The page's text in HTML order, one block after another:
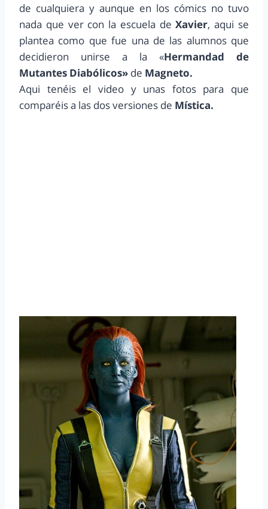
de cualquiera y aunque en los cómics no tuvo
nada que ver con la escuela deXavier, aqui se
plantea como que fue una de las alumnos que
decidieron unirse a la «Hermandad de
Mutantes Diabólicos» de Magneto.
Aqui tenéis el video y unas fotos para que
comparéis a las dos versiones de Mística.